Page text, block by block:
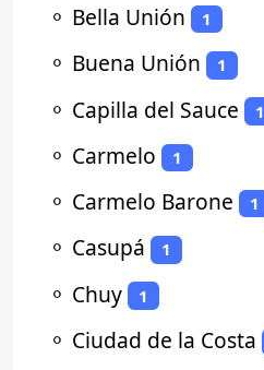
⚬ Bella Unión 1
⚬ Buena Unión 1
⚬ Capilla del Sauce 1
⚬ Carmelo 1
⚬ Carmelo Barone 1
⚬ Casupá 1
⚬ Chuy 1
⚬ Ciudad de la Costa